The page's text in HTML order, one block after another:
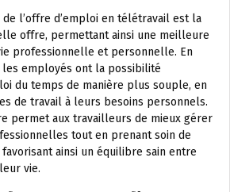
l’offre d’emploi en télétravail est la
offre, permettant ainsi une meilleure
professionnelle et personnelle. En
les employés ont la possibilité
du temps de manière plus souple, en
de travail à leurs besoins personnels.
permet aux travailleurs de mieux gérer
tout en prenant soin de
ainsi un équilibre sain entre
vie.